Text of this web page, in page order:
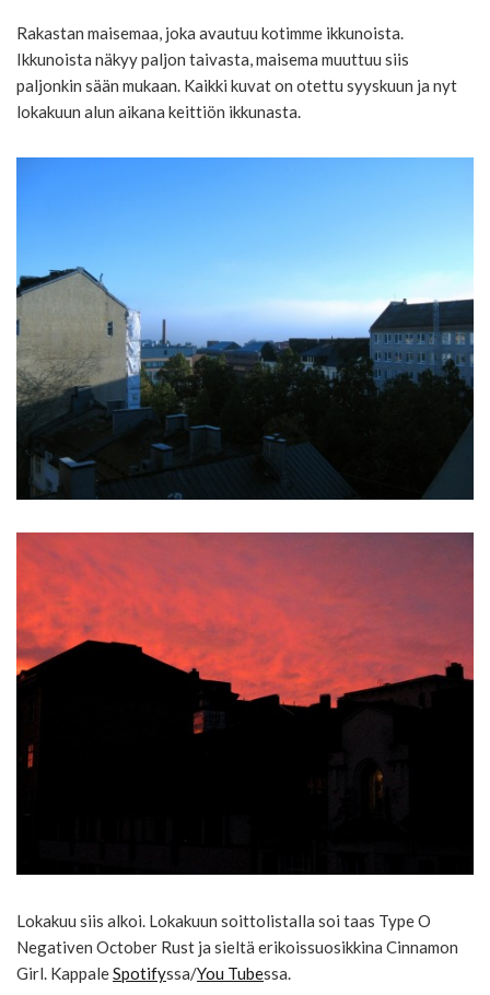
Rakastan maisemaa, joka avautuu kotimme ikkunoista.
Ikkunoista näkyy paljon taivasta, maisema muuttuu siis
paljonkin sään mukaan. Kaikki kuvat on otettu syyskuun ja nyt
lokakuun alun aikana keittiön ikkunasta.
Lokakuu siis alkoi. Lokakuun soittolistalla soi taas Type O
Negativen October Rust ja sieltä erikoissuosikkina Cinnamon
Girl. KappaleSpotifyssa/You Tubessa.